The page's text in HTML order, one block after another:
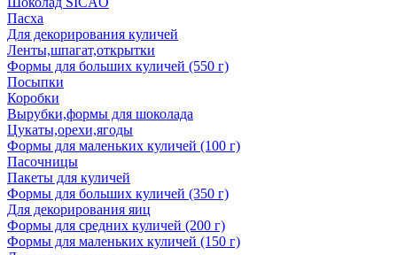
Пасха
Для декорирования куличей
Ленты,шпагат,открытки
Формы для больших куличей (550 г)
Посыпки
Коробки
Вырубки,формы для шоколада
Цукаты,орехи,ягоды
Формы для маленьких куличей (100 г)
Пасочницы
Пакеты для куличей
Формы для больших куличей (350 г)
Для декорирования яиц
Формы для средних куличей (200 г)
Формы для маленьких куличей (150 г)